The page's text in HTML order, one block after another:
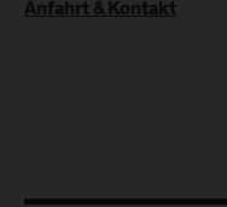
Anfahrt & Kontakt